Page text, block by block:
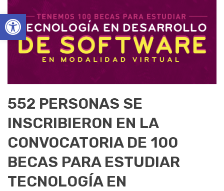
Open toolbar
552 PERSONAS SE
INSCRIBIERON EN LA
CONVOCATORIA DE 100
BECAS PARA ESTUDIAR
TECNOLOGÍA EN